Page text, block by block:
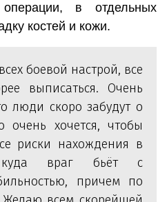
в отдельных
костей и кожи.
боевой настрой, все
выписаться. Очень
люди скоро забудут о
очень хочется, чтобы
риски нахождения в
куда враг бьёт с
причем по